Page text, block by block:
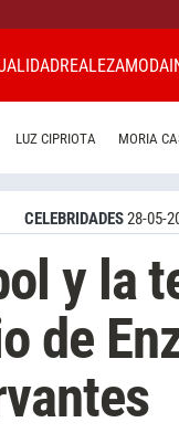
REALEZAMODA
LUZ CIPRIOTA MORIA
CELEBRIDADES28-05-
y la
de